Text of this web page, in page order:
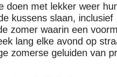
doen met lekker weer
kussens slaan, inclusief
zomer waarin een
lang elke avond op
zomerse geluiden van